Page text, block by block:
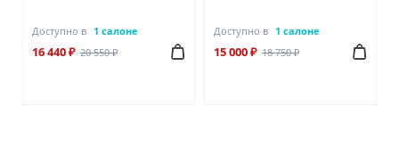
Доступно в 1 салоне
16 440 ₽ 20 550 ₽
Доступно в 1 салоне
15 000 ₽ 18 750 ₽